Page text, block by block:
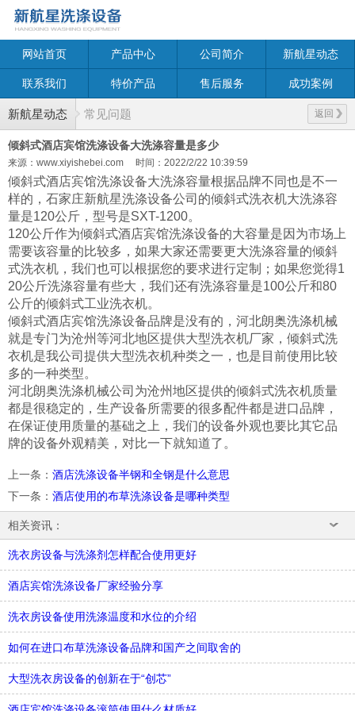
网站首页 产品中心 公司简介 新航星动态
联系我们 特价产品 售后服务 成功案例
新航星动态 返回
常见问题
倾斜式酒店宾馆洗涤设备大洗涤容量是多少
来源：www.xiyishebei.com 时间：2022/2/22 10:39:59
倾斜式酒店宾馆洗涤设备大洗涤容量根据品牌不同也是不一
样的，石家庄新航星洗涤设备公司的倾斜式洗衣机大洗涤容
量是120公斤，型号是SXT-1200。
120公斤作为倾斜式酒店宾馆洗涤设备的大容量是因为市场上
需要该容量的比较多，如果大家还需要更大洗涤容量的倾斜
式洗衣机，我们也可以根据您的要求进行定制；如果您觉得1
20公斤洗涤容量有些大，我们还有洗涤容量是100公斤和80
公斤的倾斜式工业洗衣机。
倾斜式酒店宾馆洗涤设备品牌是没有的，河北朗奥洗涤机械
就是专门为沧州等河北地区提供大型洗衣机厂家，倾斜式洗
衣机是我公司提供大型洗衣机种类之一，也是目前使用比较
多的一种类型。
河北朗奥洗涤机械公司为沧州地区提供的倾斜式洗衣机质量
都是很稳定的，生产设备所需要的很多配件都是进口品牌，
在保证使用质量的基础之上，我们的设备外观也要比其它品
牌的设备外观精美，对比一下就知道了。
上一条 ： 酒店洗涤设备半钢和全钢是什么意思
下一条 ： 酒店使用的布草洗涤设备是哪种类型
相关资讯：
洗衣房设备与洗涤剂怎样配合使用更好
酒店宾馆洗涤设备厂家经验分享
洗衣房设备使用洗涤温度和水位的介绍
如何在进口布草洗涤设备品牌和国产之间取舍的
大型洗衣房设备的创新在于“创芯”